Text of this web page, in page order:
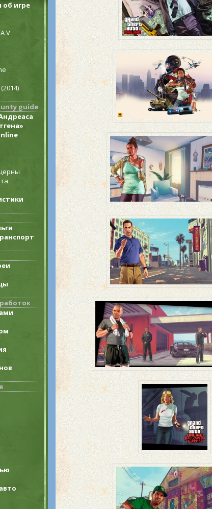
игре
V
guide